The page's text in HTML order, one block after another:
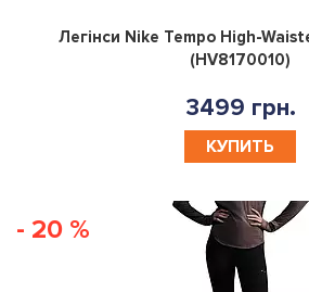
Легінси Nike Tempo High-
(HV8170010)
3499 грн.
КУПИТЬ
- 20 %